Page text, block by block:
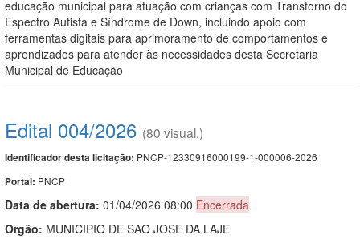
educação municipal para atuação com crianças com Transtorno do
Espectro Autista e Síndrome de Down, incluindo apoio com
ferramentas digitais para aprimoramento de comportamentos e
aprendizados para atender às necessidades desta Secretaria
Municipal de Educação
Edital 004/2026 (80 visual.)
Identificador desta licitação: PNCP-12330916000199-1-000006-2026
Portal: PNCP
Data de abertura: 01/04/2026 08:00 Encerrada
Orgão: MUNICIPIO DE SAO JOSE DA LAJE